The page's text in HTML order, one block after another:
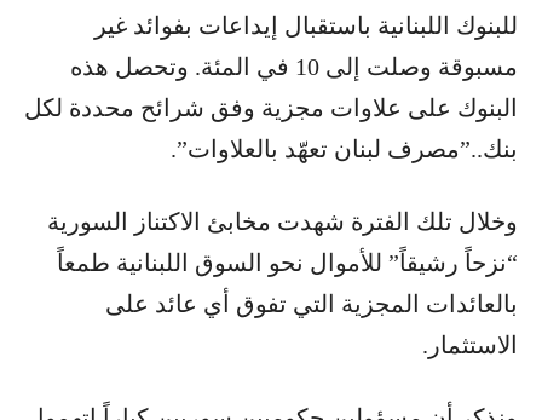
للبنوك اللبنانية باستقبال إيداعات بفوائد غير
مسبوقة وصلت إلى 10 في المئة. وتحصل هذه
البنوك على علاوات مجزية وفق شرائح محددة لكل
بنك..”مصرف لبنان تعهّد بالعلاوات”.
وخلال تلك الفترة شهدت مخابئ الاكتناز السورية
“نزحاً رشيقاً” للأموال نحو السوق اللبنانية طمعاً
بالعائدات المجزية التي تفوق أي عائد على
الاستثمار.